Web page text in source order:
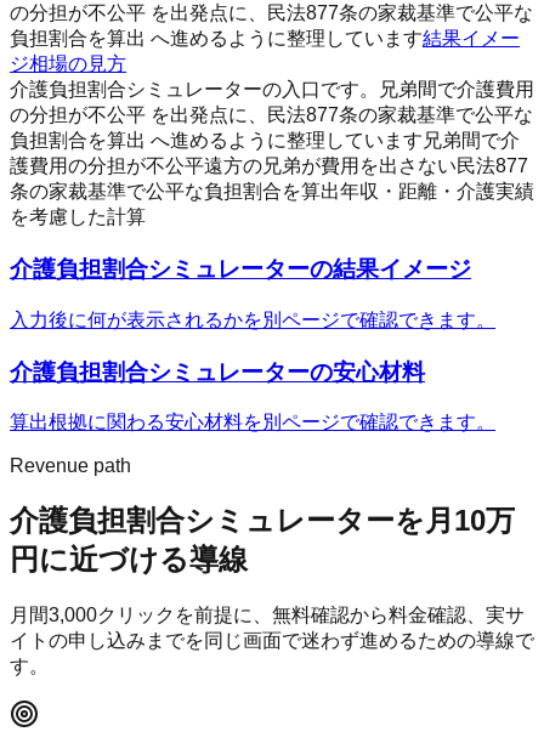
の分担が不公平 を出発点に、民法877条の家裁基準で公平な
負担割合を算出 へ進めるように整理しています結果イメー
ジ相場の見方
介護負担割合シミュレーターの入口です。兄弟間で介護費用
の分担が不公平 を出発点に、民法877条の家裁基準で公平な
負担割合を算出 へ進めるように整理しています 兄弟間で介
護費用の分担が不公平遠方の兄弟が費用を出さない民法877
条の家裁基準で公平な負担割合を算出年収・距離・介護実績
を考慮した計算
介護負担割合シミュレーターの結果イメージ
入力後に何が表示されるかを別ページで確認できます。
介護負担割合シミュレーターの安心材料
算出根拠に関わる安心材料を別ページで確認できます。
Revenue path
介護負担割合シミュレーターを月10万
円に近づける導線
月間3,000クリックを前提に、無料確認から料金確認、実サ
イトの申し込みまでを同じ画面で迷わず進めるための導線で
す。